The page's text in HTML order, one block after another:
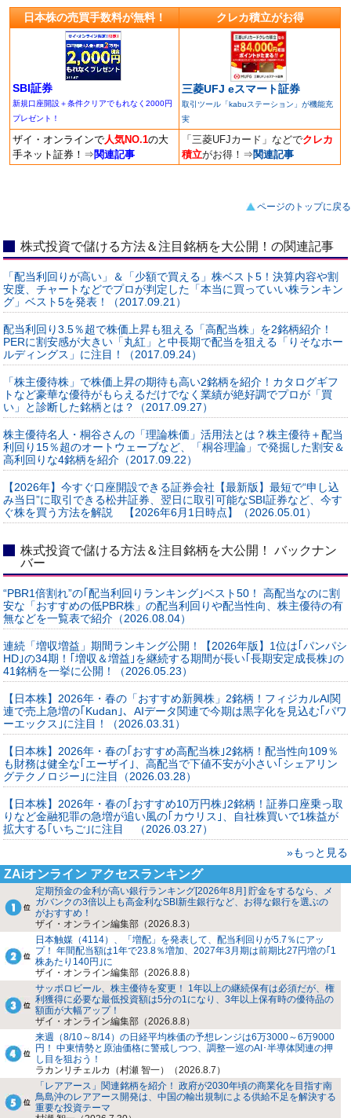
日本株の売買手数料が無料！ クレカ積立がお得
SBI証券
新規口座開設＋条件クリアでもれなく2000円
プレゼント！
三菱UFJ eスマート証券
取引ツール「kabuステーション」が機能充
実
ザイ・オンラインで 人気NO.1の大
手ネット証券！ ⇒ 関連記事
「三菱UFJカード」などでクレカ
積立がお得！ ⇒ 関連記事
ページのトップに戻る
株式投資で儲ける方法＆注目銘柄を大公開！の関連記事
「配当利回りが高い」＆「少額で買える」株ベスト5！決算内容や割
安度、チャートなどでプロが判定した「本当に買っていい株ランキン
グ」ベスト5を発表！（2017.09.21）
配当利回り3.5％超で株価上昇も狙える「高配当株」を2銘柄紹介！
PERに割安感が大きい「丸紅」と中長期で配当を狙える「りそなホー
ルディングス」に注目！（2017.09.24）
「株主優待株」で株価上昇の期待も高い2銘柄を紹介！カタログギフ
トなど豪華な優待がもらえるだけでなく業績が絶好調でプロが「買
い」と診断した銘柄とは？（2017.09.27）
株主優待名人・桐谷さんの「理論株価」活用法とは？株主優待＋配当
利回り15％超のオートウェーブなど、「桐谷理論」で発掘した割安＆
高利回りな4銘柄を紹介（2017.09.22）
【2026年】今すぐ口座開設できる証券会社【最新版】最短で“申し込
み当日”に取引できる松井証券、翌日に取引可能なSBI証券など、今す
ぐ株を買う方法を解説 【2026年6月1日時点】（2026.05.01）
株式投資で儲ける方法＆注目銘柄を大公開！ バックナン
バー
“PBR1倍割れ”の｢配当利回りランキング｣ベスト50！ 高配当なのに割
安な「おすすめの低PBR株」の配当利回りや配当性向、株主優待の有
無などを一覧表で紹介（2026.08.04）
連続「増収増益」期間ランキング公開！【2026年版】1位は｢パンパシ
HD｣の34期！｢増収＆増益｣を継続する期間が長い｢長期安定成長株｣の
41銘柄を一挙に公開！（2026.05.23）
【日本株】2026年・春の「おすすめ新興株」2銘柄！フィジカルAI関
連で売上急増の｢Kudan｣、AIデータ関連で今期は黒字化を見込む｢パワ
ーエックス｣に注目！（2026.03.31）
【日本株】2026年・春の｢おすすめ高配当株｣2銘柄！配当性向109％
も財務は健全な｢エーザイ｣、高配当で下値不安が小さい｢シェアリン
グテクノロジー｣に注目（2026.03.28）
【日本株】2026年・春の｢おすすめ10万円株｣2銘柄！証券口座乗っ取
りなど金融犯罪の急増が追い風の｢カウリス｣、自社株買いで1株益が
拡大する｢いちご｣に注目 （2026.03.27）
»もっと見る
ZAiオンライン アクセスランキング
定期預金の金利が高い銀行ランキング[2026年8月] 貯金をするなら、メ
ガバンクの3倍以上も高金利なSBI新生銀行など、お得な銀行を選ぶの
がおすすめ！
ザイ・オンライン編集部（2026.8.3）
日本触媒（4114）、「増配」を発表して、配当利回りが5.7％にアッ
プ！ 年間配当額は1年で23.8％増加、2027年3月期は前期比27円増の｢1
株あたり140円｣に
ザイ・オンライン編集部（2026.8.8）
サッポロビール、株主優待を変更！ 1年以上の継続保有は必須だが、権
利獲得に必要な最低投資額は5分の1になり、3年以上保有時の優待品の
額面が大幅アップ！
ザイ・オンライン編集部（2026.8.8）
来週（8/10～8/14）の日経平均株価の予想レンジは6万3000～6万9000
円！ 中東情勢と原油価格に警戒しつつ、調整一巡のAI･半導体関連の押
し目を狙おう！
ラカンリチェルカ（村瀬 智一）（2026.8.7）
「レアアース」関連銘柄を紹介！ 政府が2030年頃の商業化を目指す南
鳥島沖のレアアース開発は、中国の輸出規制による供給不足を解決する
重要な投資テーマ